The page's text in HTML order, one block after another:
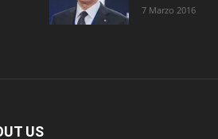
7 Marzo 2016
US